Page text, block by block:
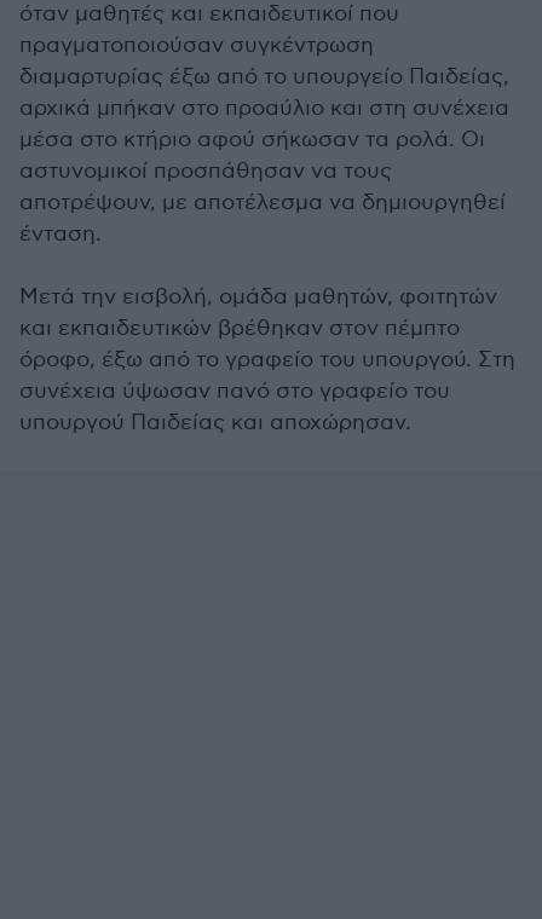
όταν μαθητές και εκπαιδευτικοί που
πραγματοποιούσαν συγκέντρωση
διαμαρτυρίας έξω από το υπουργείο Παιδείας,
αρχικά μπήκαν στο προαύλιο και στη συνέχεια
μέσα στο κτήριο αφού σήκωσαν τα ρολά. Οι
αστυνομικοί προσπάθησαν να τους
αποτρέψουν, με αποτέλεσμα να δημιουργηθεί
ένταση.
Μετά την εισβολή, ομάδα μαθητών, φοιτητών
και εκπαιδευτικών βρέθηκαν στον πέμπτο
όροφο, έξω από το γραφείο του υπουργού. Στη
συνέχεια ύψωσαν πανό στο γραφείο του
υπουργού Παιδείας και αποχώρησαν.